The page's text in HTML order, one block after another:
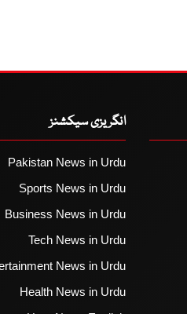
انگریزی سیکشنز
Pakistan News in Urdu
Sports News in Urdu
Business News in Urdu
Tech News in Urdu
News in Urdu
Health News in Urdu